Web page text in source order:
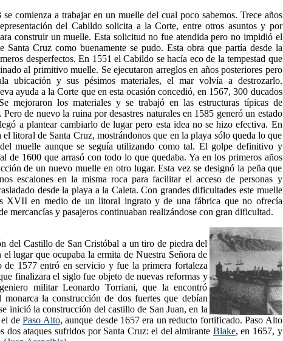
comienza a trabajar en un muelle del cual poco sabemos. Trece años
del Cabildo solicita a la Corte, entre otros asuntos y por
construir un muelle. Esta solicitud no fue atendida pero no impidió el
Cruz como buenamente se pudo. Esta obra que partía desde la
desperfectos. En 1551 el Cabildo se hacía eco de la tempestad que
al primitivo muelle. Se ejecutaron arreglos en años posteriores pero
ubicación y sus pésimos materiales, el mar volvía a destrozarlo.
ayuda a la Corte que en esta ocasión concedió, en 1567, 300 ducados
mejoraron los materiales y se trabajó en las estructuras típicas de
de nuevo la ruina por desastres naturales en 1585 generó un estado
a plantear cambiarlo de lugar pero esta idea no se hizo efectiva. En
litoral de Santa Cruz, mostrándonos que en la playa sólo queda lo que
muelle aunque se seguía utilizando como tal. El golpe definitivo y
de 1600 que arrasó con todo lo que quedaba. Ya en los primeros años
de un nuevo muelle en otro lugar. Esta vez se designó la peña que
escalones en la misma roca para facilitar el acceso de personas y
desde la playa a la Caleta. Con grandes dificultades este muelle
XVII en medio de un litoral ingrato y de una fábrica que no ofrecía
mercancías y pasajeros continuaban realizándose con gran dificultad.
del Castillo de San Cristóbal a un tiro de piedra del
el lugar que ocupaba la ermita de Nuestra Señora de
de 1577 entró en servicio y fue la primera fortaleza
finalizara el siglo fue objeto de nuevas reformas y
militar Leonardo Torriani, que la encontró
monarca la construcción de dos fuertes que debían
inició la construcción del castillo de San Juan, en la
el dePaso Alto, aunque desde 1657 era un reducto fortificado. Paso Alto
dos ataques sufridos por Santa Cruz: el del almirante Blake, en 1657, y